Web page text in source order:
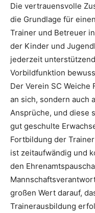
Die vertrauensvolle
die Grundlage für
Trainer und Betreuer
der Kinder und
jederzeit
Vorbildfunktion
Der Verein SC
an sich, sondern auch
Ansprüche, und diese
gut geschulte
Fortbildung der
ist zeitaufwändig und
den
großen Wert darauf,
Trainerausbildung